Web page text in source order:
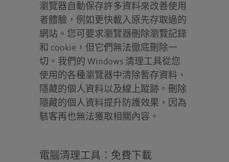
瀏覽器自動保存許多資料來改善使用
者體驗，例如更快載入原先存取過的
網站。您可要求瀏覽器刪除瀏覽記錄
和 cookie，但它們無法徹底刪除一
切。我們的 Windows 清理工具從您
使用的各種瀏覽器中清除暫存資料、
隱藏的個人資料以及線上蹤跡。刪除
隱藏的個人資料提升防護效果，因為
駭客再也無法獲取相關內容。
電腦清理工具：免費下載